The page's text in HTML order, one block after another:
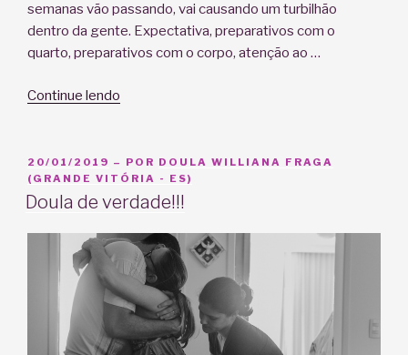
semanas vão passando, vai causando um turbilhão
dentro da gente. Expectativa, preparativos com o
quarto, preparativos com o corpo, atenção ao …
Continue lendo
gestação”
PUBLICADO
EM
20/01/2019 – POR DOULA WILLIANA FRAGA
(GRANDE VITÓRIA - ES)
Doula de verdade!!!